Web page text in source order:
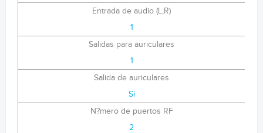
Entrada de audio (L,R)
1
Salidas para auriculares
1
Salida de auriculares
Si
N?mero de puertos RF
2